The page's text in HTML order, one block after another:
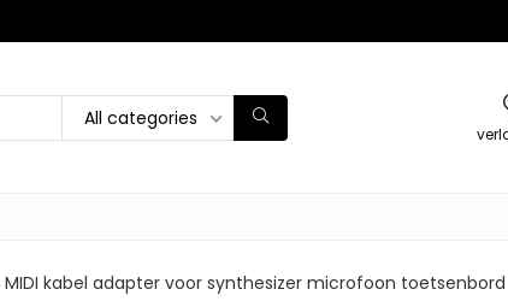
All categories
MIDI kabel adapter voor synthesizer microfoon